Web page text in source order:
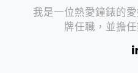
我是一位熱愛鐘錶的
牌任職，並擔